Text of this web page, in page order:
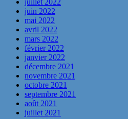
juillet 2022
juin 2022
mai 2022
avril 2022
mars 2022
février 2022
janvier 2022
décembre 2021
novembre 2021
octobre 2021
septembre 2021
août 2021
juillet 2021